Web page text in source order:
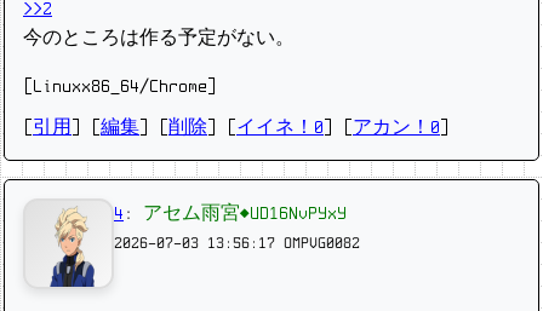
>>2
今のところは作る予定がない。
[Linuxx86_64/Chrome]
引用 編集 削除 イイネ！0 アカン！0
4 : アセム雨宮◆UD16NvPYxY
2026-07-03 13:56:17 OMPVG0082